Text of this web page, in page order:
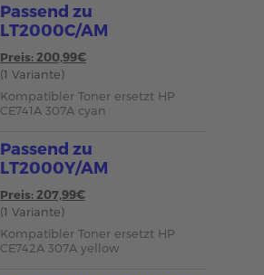
Passend zu
LT2000C/AM
Preis: 200,99€
(1 Variante)
Kompatibler Toner ersetzt HP
CE741A 307A cyan
Passend zu
LT2000Y/AM
Preis: 207,99€
(1 Variante)
Kompatibler Toner ersetzt HP
CE742A 307A yellow